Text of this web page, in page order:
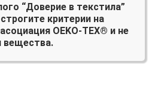
“Доверие в текстила”
критерии на
OEKO-TEX® и не
вещества.